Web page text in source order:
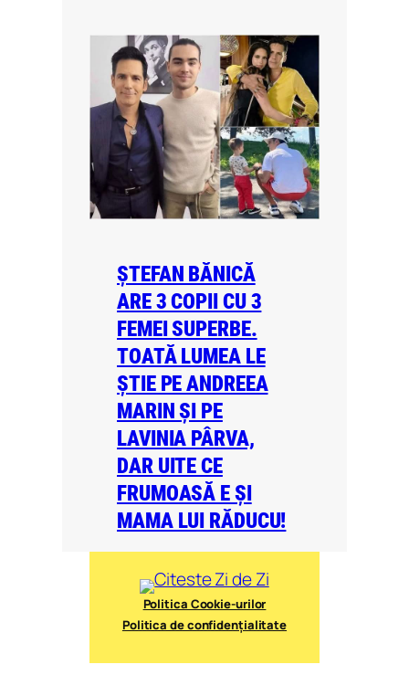
ȘTEFAN BĂNICĂ
ARE 3 COPII CU 3
FEMEI SUPERBE.
TOATĂ LUMEA LE
ȘTIE PE ANDREEA
MARIN ȘI PE
LAVINIA PÂRVA,
DAR UITE CE
FRUMOASĂ E ȘI
MAMA LUI RĂDUCU!
Politica Cookie-urilor
Politica de confidențialitate